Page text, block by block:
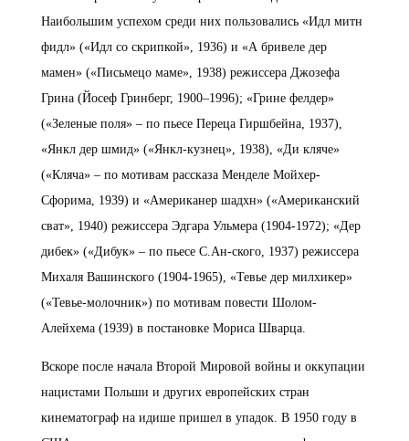
Наибольшим успехом среди них пользовались «Идл митн
фидл» («Идл со скрипкой», 1936) и «А бривеле дер
мамен» («Письмецо маме», 1938) режиссера Джозефа
Грина (Йосеф Гринберг, 1900–1996); «Грине фелдер»
(«Зеленые поля» – по пьесе Переца Гиршбейна, 1937),
«Янкл дер шмид» («Янкл-кузнец», 1938), «Ди кляче»
(«Кляча» – по мотивам рассказа Менделе Мойхер-
Сфорима, 1939) и «Американер шадхн» («Американский
сват», 1940) режиссера Эдгара Ульмера (1904-1972); «Дер
дибек» («Дибук» – по пьесе С.Ан-ского, 1937) режиссера
Михаля Вашинского (1904-1965), «Тевье дер милхикер»
(«Тевье-молочник») по мотивам повести Шолом-
Алейхема (1939) в постановке Мориса Шварца.
Вскоре после начала Второй Мировой войны и оккупации
нацистами Польши и других европейских стран
кинематограф на идише пришел в упадок. В 1950 году в